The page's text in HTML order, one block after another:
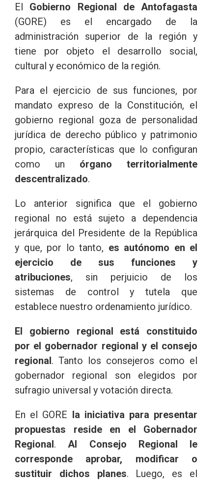
El Gobierno Regional de Antofagasta
(GORE) es el encargado de la
administración superior de la región y
tiene por objeto el desarrollo social,
cultural y económico de la región.
Para el ejercicio de sus funciones, por
mandato expreso de la Constitución, el
gobierno regional goza de personalidad
jurídica de derecho público y patrimonio
propio, características que lo configuran
como un órgano territorialmente
descentralizado.
Lo anterior significa que el gobierno
regional no está sujeto a dependencia
jerárquica del Presidente de la República
y que, por lo tanto, es autónomo en el
ejercicio de sus funciones y
atribuciones, sin perjuicio de los
sistemas de control y tutela que
establece nuestro ordenamiento jurídico.
El gobierno regional está constituido
por el gobernador regional y el consejo
regional. Tanto los consejeros como el
gobernador regional son elegidos por
sufragio universal y votación directa.
En el GORE la iniciativa para presentar
propuestas reside en el Gobernador
Regional. Al Consejo Regional le
corresponde aprobar, modificar o
sustituir dichos planes. Luego, es el